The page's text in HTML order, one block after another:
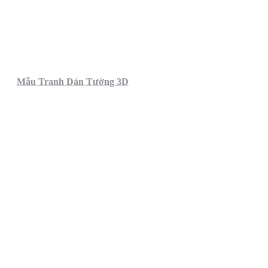
Mẫu Tranh Dán Tường 3D